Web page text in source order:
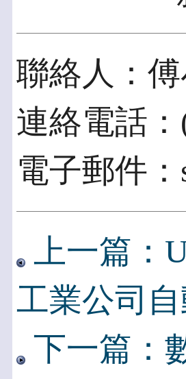
聯絡人：傅
連絡電話：
電子郵件：
上一篇：
工業公司
下一篇：